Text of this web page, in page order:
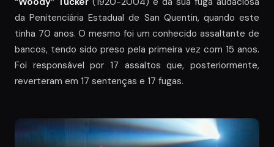
da Penitenciária Estadual de San Quentin, quando este
tinha 70 anos. O mesmo foi um conhecido assaltante de
bancos, tendo sido preso pela primeira vez com 15 anos.
Foi responsável por 17 assaltos que, posteriormente,
reverteram em 17 sentenças e 17 fugas.